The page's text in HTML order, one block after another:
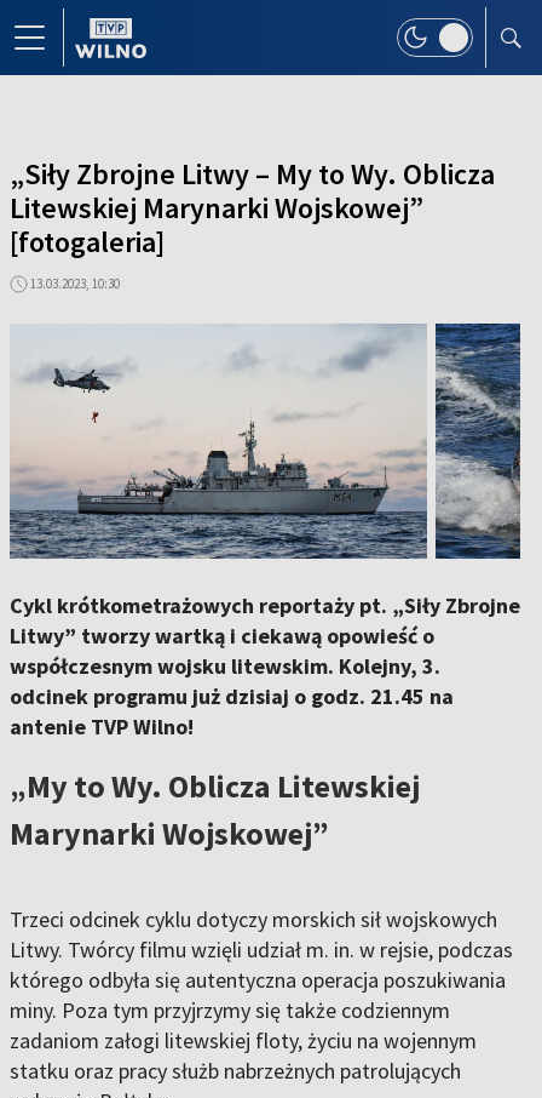
„Siły Zbrojne Litwy – My to Wy. Oblicza
Litewskiej Marynarki Wojskowej”
[fotogaleria]
13.03.2023, 10:30
Cykl krótkometrażowych reportaży pt. „Siły Zbrojne
Litwy” tworzy wartką i ciekawą opowieść o
współczesnym wojsku litewskim. Kolejny, 3.
odcinek programu już dzisiaj o godz. 21.45 na
antenie TVP Wilno!
„My to Wy. Oblicza Litewskiej
Marynarki Wojskowej”
Trzeci odcinek cyklu dotyczy morskich sił wojskowych
Litwy. Twórcy filmu wzięli udział m. in. w rejsie, podczas
którego odbyła się autentyczna operacja poszukiwania
miny. Poza tym przyjrzymy się także codziennym
zadaniom załogi litewskiej floty, życiu na wojennym
statku oraz pracy służb nabrzeżnych patrolujących